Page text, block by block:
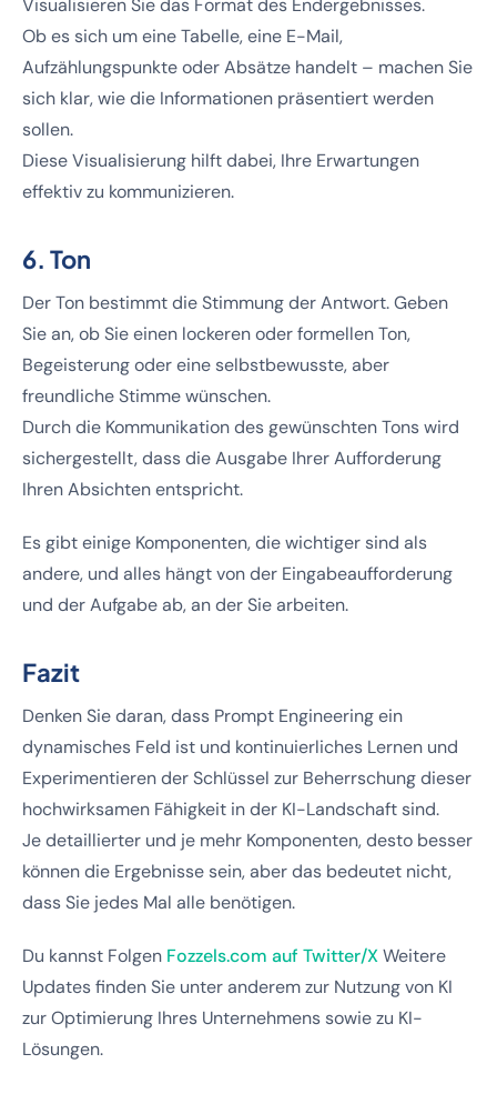
Visualisieren Sie das Format des Endergebnisses.
Ob es sich um eine Tabelle, eine E-Mail,
Aufzählungspunkte oder Absätze handelt – machen Sie
sich klar, wie die Informationen präsentiert werden
sollen.
Diese Visualisierung hilft dabei, Ihre Erwartungen
effektiv zu kommunizieren.
6. Ton
Der Ton bestimmt die Stimmung der Antwort. Geben
Sie an, ob Sie einen lockeren oder formellen Ton,
Begeisterung oder eine selbstbewusste, aber
freundliche Stimme wünschen.
Durch die Kommunikation des gewünschten Tons wird
sichergestellt, dass die Ausgabe Ihrer Aufforderung
Ihren Absichten entspricht.
Es gibt einige Komponenten, die wichtiger sind als
andere, und alles hängt von der Eingabeaufforderung
und der Aufgabe ab, an der Sie arbeiten.
Fazit
Denken Sie daran, dass Prompt Engineering ein
dynamisches Feld ist und kontinuierliches Lernen und
Experimentieren der Schlüssel zur Beherrschung dieser
hochwirksamen Fähigkeit in der KI-Landschaft sind.
Je detaillierter und je mehr Komponenten, desto besser
können die Ergebnisse sein, aber das bedeutet nicht,
dass Sie jedes Mal alle benötigen.
Du kannst Folgen Fozzels.com auf Twitter/XWeitere
Updates finden Sie unter anderem zur Nutzung von KI
zur Optimierung Ihres Unternehmens sowie zu KI-
Lösungen.